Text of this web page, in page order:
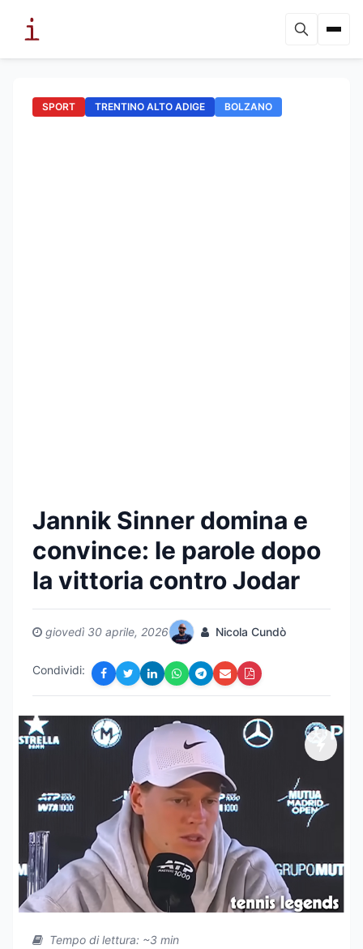
SPORT TRENTINO ALTO ADIGE BOLZANO
Jannik Sinner domina e
convince: le parole dopo
la vittoria contro Jodar
giovedì 30 aprile, 2026 Nicola Cundò
Condividi:
Tempo di lettura: ~3 min